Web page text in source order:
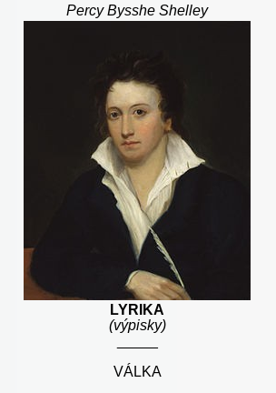
Percy Bysshe Shelley
LYRIKA
(výpisky)
VÁLKA